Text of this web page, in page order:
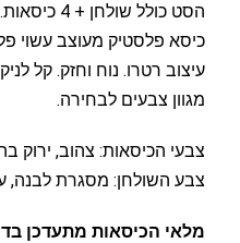
הסט כולל שולחן + 4 כיסאות.
כיסא פלסטיק מעוצב עשוי
עיצוב רטרו. נוח וחזק. קל
מגוון צבעים לבחירה.
צבעי הכיסאות: צהוב, ירוק
צבע השולחן: מסגרת לבנה,
מלאי הכיסאות מתעדכן